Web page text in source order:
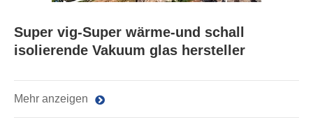
Super vig-Super wärme-und schall
isolierende Vakuum glas hersteller
Mehr anzeigen